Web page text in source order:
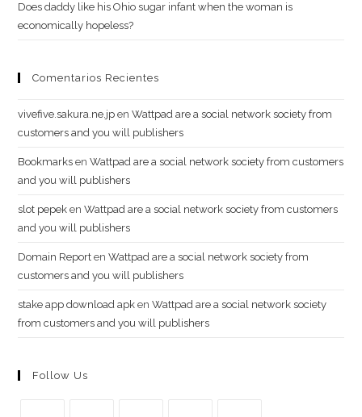
Does daddy like his Ohio sugar infant when the woman is
economically hopeless?
Comentarios Recientes
vivefive.sakura.ne.jp enWattpad are a social network society from
customers and you will publishers
Bookmarks enWattpad are a social network society from customers
and you will publishers
slot pepek enWattpad are a social network society from customers
and you will publishers
Domain Report enWattpad are a social network society from
customers and you will publishers
stake app download apk enWattpad are a social network society
from customers and you will publishers
Follow Us